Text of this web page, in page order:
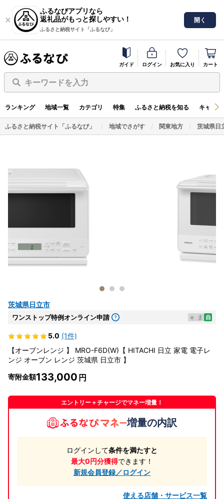
ふるなびアプリなら
返礼品がもっと探しやすい！
ふるさと納税サイト「ふるなび」
開く
ガイド ログイン お気に入り カート
キーワードを入力
ランキング 地域一覧 カテゴリ 特集 ふるさと納税を知る キャン
ふるさと納税サイト「ふるなび」 地域でさがす 関東地方 茨城県日
茨城県日立市
ワンストップ特例オンライン申請 e ま 自
5.0 (1件)
【オーブンレンジ 】 MRO-F6D(W)【 HITACHI 日立 家電 電子レ
ンジ オーブン レンジ 茨城県 日立市 】
寄附金額133,000
エントリー＋チャージでマネー増量！
増量の内訳
ログインして条件を満たすと
最大0円分獲得できます！
新規会員登録／ログイン
使える店舗・サービス一覧